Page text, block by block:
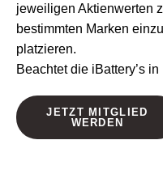
jeweiligen Aktienwerten
bestimmten Marken
platzieren.
Beachtet die iBattery’s
JETZT MITGLIED
WERDEN